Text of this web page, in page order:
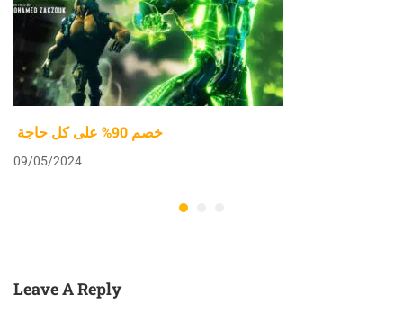
خصم 90% على كل حاجة
09/05/2024
Leave A Reply